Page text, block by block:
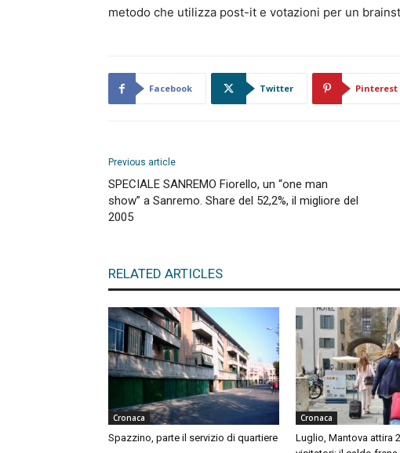
metodo che utilizza post-it e votazioni per un
Facebook Twitter Pinterest
Previous article
SPECIALE SANREMO Fiorello, un “one man
show” a Sanremo. Share del 52,2%, il migliore del
2005
RELATED ARTICLES
Cronaca
Spazzino, parte il servizio di quartiere
Cronaca
Luglio, Mantova attira